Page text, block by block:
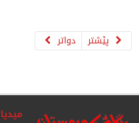
پێشتر دواتر
میدیا